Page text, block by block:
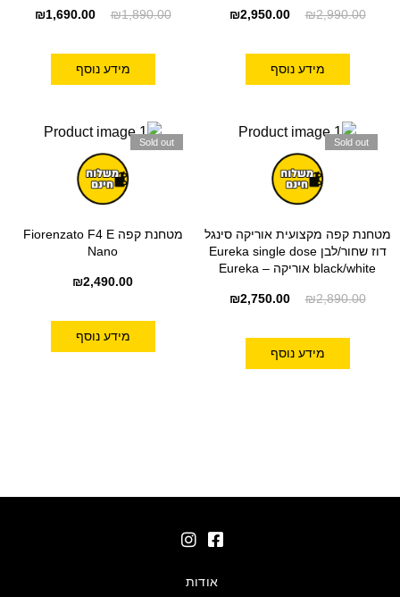
₪2,990.00
₪2,950.00
מידע נוסף
₪1,890.00
₪1,690.00
מידע נוסף
Sold out
מטחנת קפה מקצועית אוריקה סינגל
דוז שחור/לבן Eureka single dose
black/white אוריקה – Eureka
₪2,890.00
₪2,750.00
מידע נוסף
Sold out
מטחנת קפה Fiorenzato F4 E
Nano
₪2,490.00
מידע נוסף
אודות